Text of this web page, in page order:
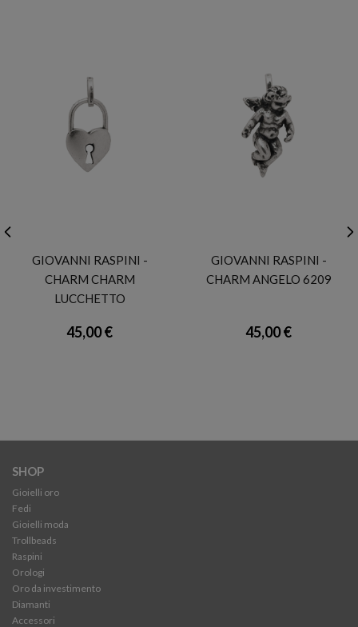
GIOVANNI RASPINI -
CHARM CHARM
LUCCHETTO
45,00 €
GIOVANNI RASPINI -
CHARM ANGELO 6209
45,00 €
SHOP
Gioielli oro
Fedi
Gioielli moda
Trollbeads
Raspini
Orologi
Oro da investimento
Diamanti
Accessori